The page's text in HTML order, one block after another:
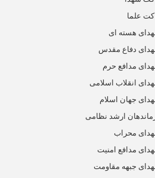
علما
هسته ای
دفاع مقدس
مدافع حرم
انقلاب اسلامی
جهان اسلام
ارشد نظامی
محراب
مدافع امنیت
جبهه مقاومت